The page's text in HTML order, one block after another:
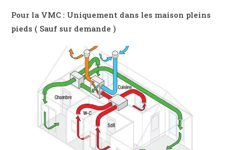
Pour la VMC : Uniquement dans les maison pleins
pieds ( Sauf sur demande )